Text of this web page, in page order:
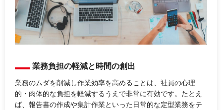
業務負担の軽減と時間の創出
業務のムダを削減し作業効率を高めることは、社員の心理
的・肉体的な負担を軽減するうえで非常に有効です。たとえ
ば、報告書の作成や集計作業といった日常的な定型業務をテ